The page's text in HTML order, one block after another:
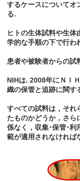
するケースについてオ
る.
ヒトの生体試料や生
学的な手順の下で行わ
患者や被験者からの試
NIHは. 2008年にＮＩ
織の保管と追跡に関す
すべての試料は，それ
たものかどうか，さら
係なく，収集･保管･利
範が適用されなければ